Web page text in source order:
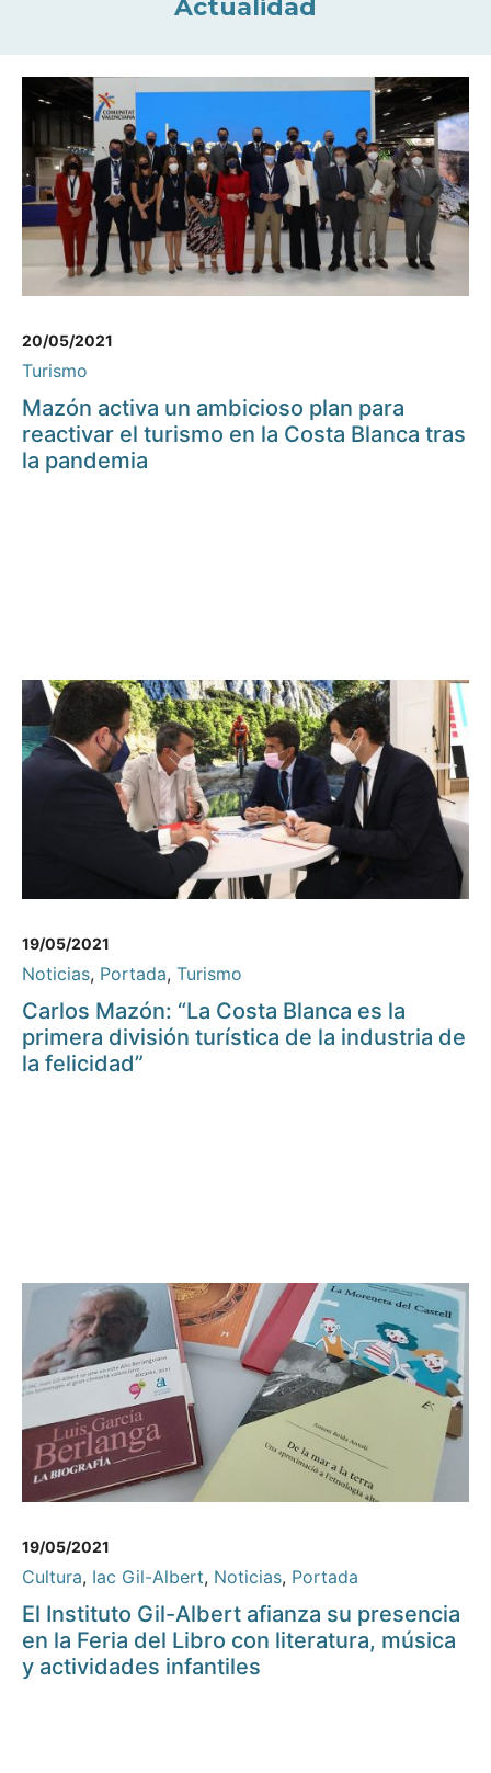
Actualidad
20/05/2021
Turismo
Mazón activa un ambicioso plan para
reactivar el turismo en la Costa Blanca tras
la pandemia
19/05/2021
Noticias, Portada, Turismo
Carlos Mazón: “La Costa Blanca es la
primera división turística de la industria de
la felicidad”
19/05/2021
Cultura, Iac Gil-Albert, Noticias, Portada
El Instituto Gil-Albert afianza su presencia
en la Feria del Libro con literatura, música
y actividades infantiles